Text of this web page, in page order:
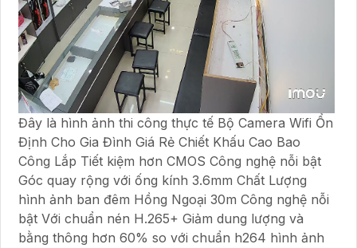
Đây là hình ảnh thi công thực tế Bộ Camera Wifi Ổn
Định Cho Gia Đình Giá Rẻ Chiết Khấu Cao Bao
Công Lắp Tiết kiệm hơn CMOS Công nghệ nỗi bật
Góc quay rộng với ống kính 3.6mm Chất Lượng
hình ảnh ban đêm Hồng Ngoại 30m Công nghệ nỗi
bật Với chuẩn nén H.265+ Giảm dung lượng và
bằng thông hơn 60% so với chuẩn h264 hình ảnh